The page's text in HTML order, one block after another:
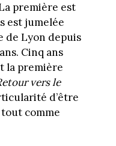
première est
est jumelée
de Lyon depuis
Cinq ans
la première
vers le
d’être
comme